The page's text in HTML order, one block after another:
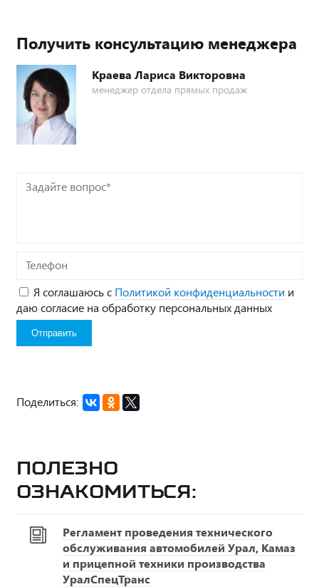
Получить консультацию менеджера
Краева Лариса Викторовна
менеджер отдела прямых продаж
Задайте
Телефон
Я соглашаюсь с Политикой конфиденциальности и
даю согласие на обработку персональных данных
Поделиться:
Полезно
ознакомиться:
Регламент проведения технического
обслуживания автомобилей Урал, Камаз
и прицепной техники производства
УралСпецТранс